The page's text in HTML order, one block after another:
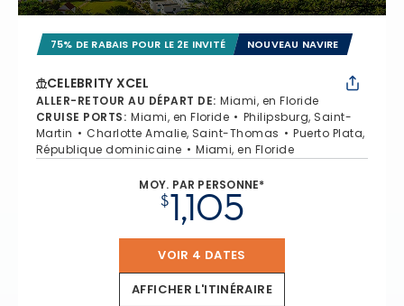
75% DE RABAIS POUR LE 2E INVITÉ NOUVEAU NAVIRE
CELEBRITY XCEL
ALLER-RETOUR AU DÉPART DE: Miami, en Floride
CRUISE PORTS: Miami, en Floride
Philipsburg, Saint-
Martin
Charlotte Amalie, Saint-Thomas
Puerto Plata,
République dominicaine
Miami, en Floride
MOY. PAR PERSONNE*
$1,105
VOIR 4 DATES
AFFICHER L'ITINÉRAIRE